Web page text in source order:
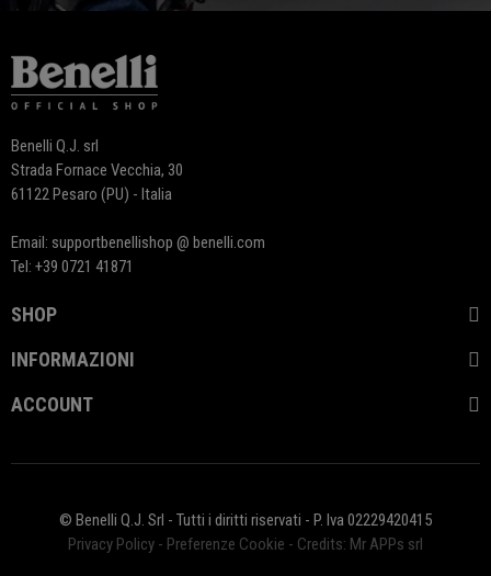
Benelli Q.J. srl
Strada Fornace Vecchia, 30
61122 Pesaro (PU) - Italia
Email: supportbenellishop @ benelli.com
Tel: +39 0721 41871
SHOP
INFORMAZIONI
ACCOUNT
© Benelli Q.J. Srl - Tutti i diritti riservati - P. Iva 02229420415
Privacy Policy - Preferenze Cookie - Credits: Mr APPs srl